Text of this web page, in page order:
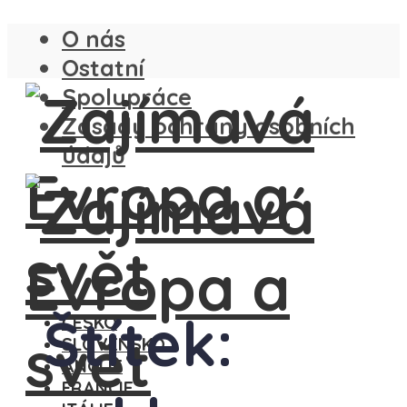
O nás
Ostatní
Spolupráce
Zásady ochrany osobních
údajů
ČESKO
SLOVENSKO
ANGLIE
FRANCIE
Štítek: